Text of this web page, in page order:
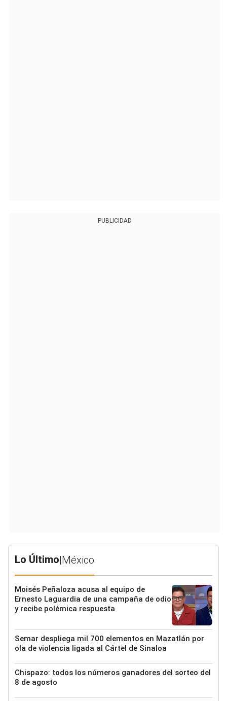
PUBLICIDAD
Lo Último|México
Moisés Peñaloza acusa al equipo de
Ernesto Laguardia de una campaña de odio
y recibe polémica respuesta
Semar despliega mil 700 elementos en Mazatlán por
ola de violencia ligada al Cártel de Sinaloa
Chispazo: todos los números ganadores del sorteo del
8 de agosto